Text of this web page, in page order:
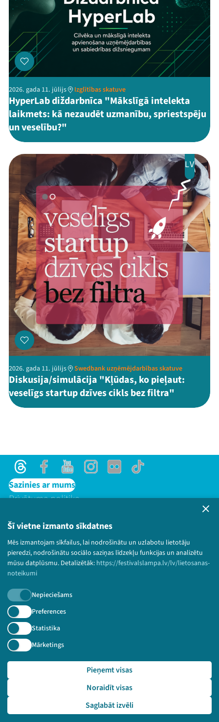
Šī vietne izmanto sīkdatnes
Mēs izmantojam sīkfailus, lai nodrošinātu un uzlabotu lietotāju
pieredzi, nodrošinātu sociālo saziņas līdzekļu funkcijas un analizētu
mūsu datplūsmu. Detalizētāk: https://festivalslampa.lv/lv/lietosanas-
noteikumi
Nepieciešams
Preferences
Statistika
Mārketings
Saglabāt izvēli
Noraidīt visas
Pieņemt visas
2026. gada 11. jūlijs Izglītības skatuve
HyperLab diždarbnīca "Mākslīgā intelekta
laikmets: kā nezaudēt uzmanību, spriestspēju
un veselību?"
LV
2026. gada 11. jūlijs Swedbank uzņēmējdarbības skatuve
Diskusija/simulācija "Kļūdas, ko pieļaut:
veselīgs startup dzīves cikls bez filtra"
ThreadsFacebookYoutubeInstagram
Flick TikTok
Sazinies ar mums
Privātuma politika
Bērnu aizsardzības politika
© 2026 Sarunu festivāls LAMPA Visas tiesības
paturētas.
Piesakies jaunumiem!
Nepalaid garām aktuālāko informāciju!
🔗 https://festivalslampa.lv/lv/video-arhivs/1775?sp